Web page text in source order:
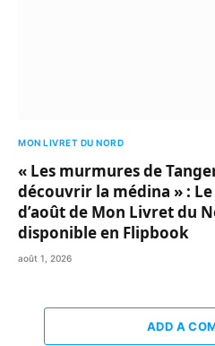
MON LIVRET DU NORD
« Les murmures de
découvrir la médina » :
d’août de Mon Livret du
disponible en Flipbook
août 1, 2026
ADD A